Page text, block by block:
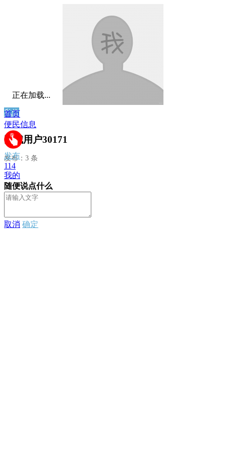
私信
同城用户30171
发布：3 条
正在加载...
首页
便民信息
发布
114
我的
随便说点什么
取消 确定